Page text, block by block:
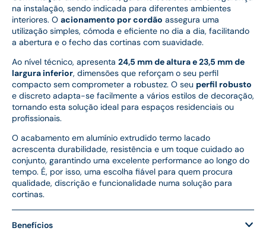
na instalação, sendo indicada para diferentes ambientes
interiores. O acionamento por cordão assegura uma
utilização simples, cómoda e eficiente no dia a dia, facilitando
a abertura e o fecho das cortinas com suavidade.
Ao nível técnico, apresenta 24,5 mm de altura e 23,5 mm de
largura inferior, dimensões que reforçam o seu perfil
compacto sem comprometer a robustez. O seu perfil robusto
e discreto adapta-se facilmente a vários estilos de decoração,
tornando esta solução ideal para espaços residenciais ou
profissionais.
O acabamento em alumínio extrudido termo lacado
acrescenta durabilidade, resistência e um toque cuidado ao
conjunto, garantindo uma excelente performance ao longo do
tempo. É, por isso, uma escolha fiável para quem procura
qualidade, discrição e funcionalidade numa solução para
cortinas.
Benefícios